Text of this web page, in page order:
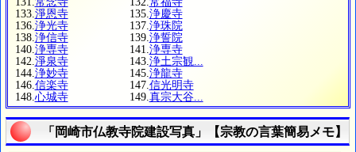
133. 淨恩寺 135. 浄慶寺
136. 浄光寺 137. 浄珠院
138. 浄信寺 139. 浄誓院
140. 浄専寺 141. 浄専寺
142. 淨泉寺 143. 浄土宗観...
144. 浄妙寺 145. 浄龍寺
146. 信楽寺 147. 信光明寺
148. 心城寺 149. 真宗大谷...
「岡崎市仏教寺院建設写真」【宗教の言葉簡易メモ】